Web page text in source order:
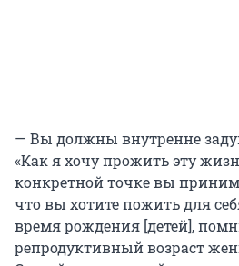
— Вы должны внутренне
«Как я хочу прожить эту
конкретной точке вы
что вы хотите пожить для
время рождения [детей],
репродуктивный возраст